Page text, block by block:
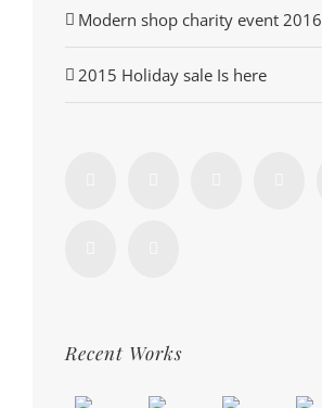
Modern shop charity event 2016
2015 Holiday sale Is here
Recent Works